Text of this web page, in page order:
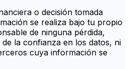
o decisión tomada
se realiza bajo tu propio
de ninguna pérdida,
la confianza en los datos, ni
cuya información se